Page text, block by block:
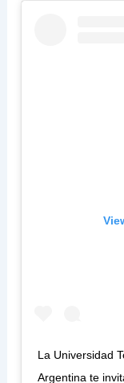
La Universidad
Argentina te